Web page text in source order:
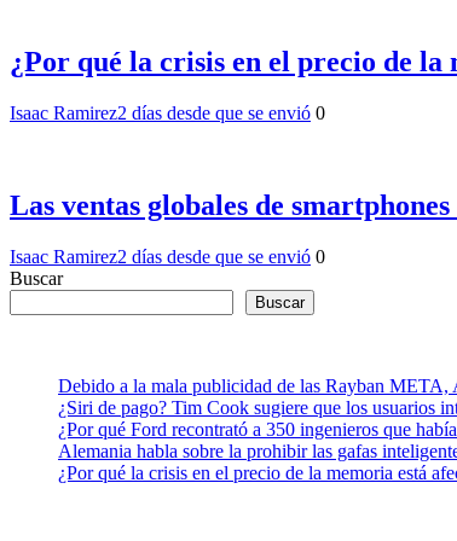
¿Por qué la crisis en el precio de la
Isaac Ramirez2 días desde que se envió 0
Las ventas globales de
Isaac Ramirez2 días desde que se envió 0
Buscar
Buscar
Debido a la mala publicidad de las Rayban META,
¿Siri de pago? Tim Cook sugiere que los usuarios
¿Por qué Ford recontrató a 350 ingenieros que
Alemania habla sobre la prohibir las gafas
¿Por qué la crisis en el precio de la memoria está